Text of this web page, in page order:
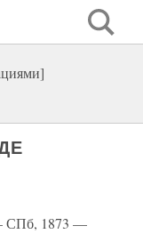
СПб, 1873 —